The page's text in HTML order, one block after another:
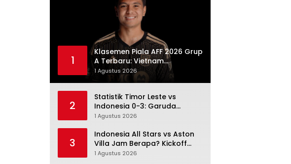
1
Klasemen Piala AFF 2026 Grup
A Terbaru: Vietnam
Memimpin, Indonesia Turun ke
Posisi Tiga
1 Agustus 2026
2
Statistik Timor Leste vs
Indonesia 0-3: Garuda
Menang Besar Setelah
1 Agustus 2026
3
Indonesia All Stars vs Aston
Villa Jam Berapa? Kickoff
20.00 WIB dan Cara Nonton
1 Agustus 2026